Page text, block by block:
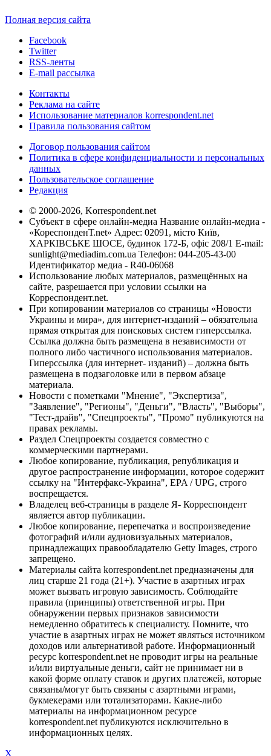
Полная версия сайта
Facebook
Twitter
RSS-ленты
E-mail рассылка
Контакты
Реклама на сайте
Использование материалов korrespondent.net
Правила пользования сайтом
Договор пользования сайтом
Политика в сфере конфиденциальности и персональных
данных
Пользовательское соглашение
Редакция
© 2000-2026, Korrespondent.net
Субъект в сфере онлайн-медиа Название онлайн-медиа -
«КореспонденТ.net» Адрес: 02091, місто Київ,
ХАРКІВСЬКЕ ШОСЕ, будинок 172-Б, офіс 208/1 E-mail:
sunlight@mediadim.com.ua Телефон: 044-205-43-00
Идентификатор медиа - R40-06068
Использование любых материалов, размещённых на
сайте, разрешается при условии ссылки на
Корреспондент.net.
При копировании материалов со страницы «Новости
Украины и мира», для интернет-изданий – обязательна
прямая открытая для поисковых систем гиперссылка.
Ссылка должна быть размещена в независимости от
полного либо частичного использования материалов.
Гиперссылка (для интернет- изданий) – должна быть
размещена в подзаголовке или в первом абзаце
материала.
Новости с пометками "Мнение", "Экспертиза",
"Заявление", "Регионы", "Деньги", "Власть", "Выборы",
"Тест-драйв", "Спецпроекты", "Промо" публикуются на
правах рекламы.
Раздел Спецпроекты создается совместно с
коммерческими партнерами.
Любое копирование, публикация, републикация и
другое распространение информации, которое содержит
ссылку на "Интерфакс-Украина", EPA / UPG, строго
воспрещается.
Владелец веб-страницы в разделе Я- Корреспондент
является автор публикации.
Любое копирование, перепечатка и воспроизведение
фотографий и/или аудиовизуальных материалов,
принадлежащих правообладателю Getty Images, строго
запрещено.
Материалы сайта korrespondent.net предназначены для
лиц старше 21 года (21+). Участие в азартных играх
может вызвать игровую зависимость. Соблюдайте
правила (принципы) ответственной игры. При
обнаружении первых признаков зависимости
немедленно обратитесь к специалисту. Помните, что
участие в азартных играх не может являться источником
доходов или альтернативой работе. Информационный
ресурс korrespondent.net не проводит игры на реальные
и/или виртуальные деньги, сайт не принимает ни в
какой форме оплату ставок и других платежей, которые
связаны/могут быть связаны с азартными играми,
букмекерами или тотализаторами. Какие-либо
материалы на информационном ресурсе
korrespondent.net публикуются исключительно в
информационных целях.
X